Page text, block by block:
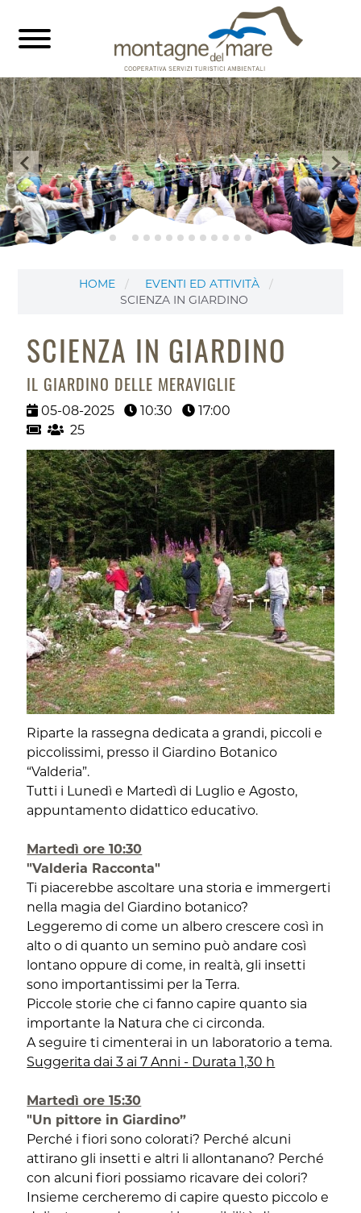
HOME
EVENTI ED ATTIVITÀ
SCIENZA IN GIARDINO
SCIENZA IN GIARDINO
IL GIARDINO DELLE MERAVIGLIE
05-08-2025 10:30
17:00
25
Riparte la rassegna dedicata a grandi, piccoli e
piccolissimi, presso il Giardino Botanico
“Valderia”.
Tutti i Lunedì e Martedì di Luglio e Agosto,
appuntamento didattico educativo.
Martedì ore 10:30
"Valderia Racconta"
Ti piacerebbe ascoltare una storia e immergerti
nella magia del Giardino botanico?
Leggeremo di come un albero crescere così in
alto o di quanto un semino può andare così
lontano oppure di come, in realtà, gli insetti
sono importantissimi per la Terra.
Piccole storie che ci fanno capire quanto sia
importante la Natura che ci circonda.
A seguire ti cimenterai in un laboratorio a tema.
Suggerita dai 3 ai 7 Anni - Durata 1,30 h
Martedì ore 15:30
"Un pittore in Giardino”
Perché i fiori sono colorati? Perché alcuni
attirano gli insetti e altri li allontanano? Perché
con alcuni fiori possiamo ricavare dei colori?
Insieme cercheremo di capire questo piccolo e